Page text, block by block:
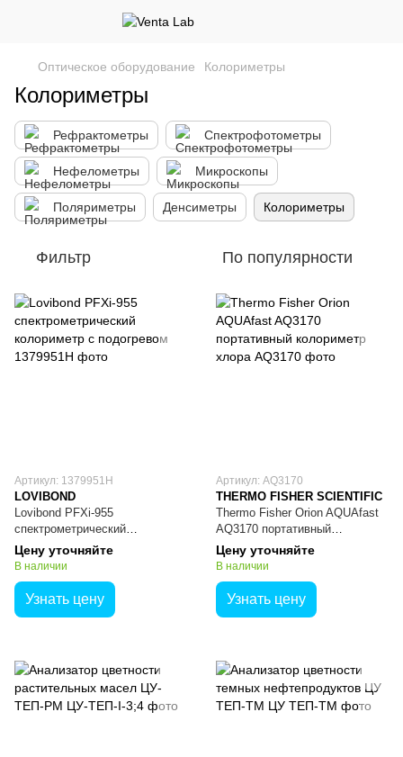
Оптическое оборудование Колориметры
Колориметры
Рефрактометры Спектрофотометры
Нефелометры Микроскопы
Поляриметры Денсиметры Колориметры
Фильтр По популярности
Артикул: 1379951H
LOVIBOND
Lovibond PFXi-955
спектрометрический
колориметр с подогревом
Цену уточняйте
В наличии
Узнать цену
Артикул: AQ3170
THERMO FISHER SCIENTIFIC
Thermo Fisher Orion AQUAfast
AQ3170 портативный
колориметр хлора
Цену уточняйте
В наличии
Узнать цену